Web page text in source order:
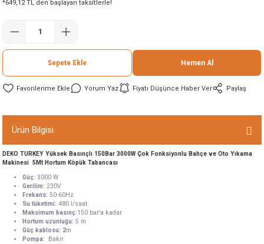
*649,12 TL den başlayan taksitlerle!
Sepete Ekle Hemen Al
Yorum Yaz Fiyatı Düşünce Haber Ver Paylaş
Ürün Bilgisi
DEKO TURKEY Yüksek Basınçlı 150Bar 3000W Çok Fonksiyonlu Bahçe ve Oto Yıkama
Makinesi 5Mt Hortum Köpük Tabancası
Güç: 3000 W
Gerilim: 230V
Frekans: 50-60Hz
Su tüketimi: 480 l/saat
Maksimum basınç:150 bar'a kadar
Hortum uzunluğu: 5 m
Güç kablosu: 2m
Pompa:
Bakır